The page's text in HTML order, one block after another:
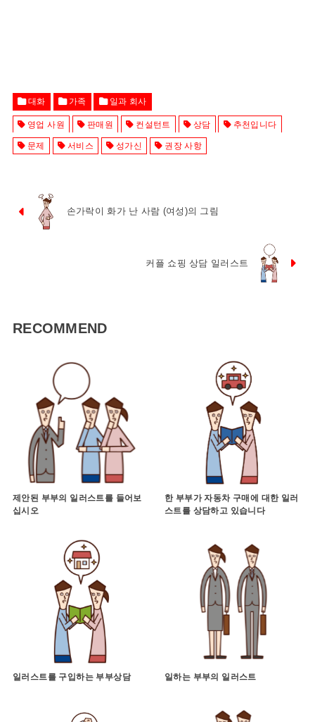
대화 가족 일과 회사
영업 사원 판매원 컨설턴트 상담 추천입니다
문제 서비스 성가신 권장 사항
손가락이 화가 난 사람 (여성)의 그림
커플 쇼핑 상담 일러스트
RECOMMEND
제안된 부부의 일러스트를 들어보
십시오
한 부부가 자동차 구매에 대한 일러
스트를 상담하고 있습니다
일러스트를 구입하는 부부상담 일하는 부부의 일러스트